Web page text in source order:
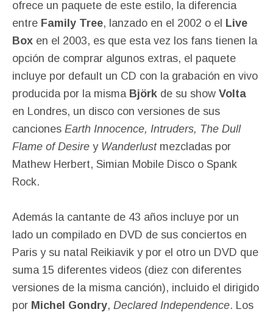
ofrece un paquete de este estilo, la diferencia
entre Family Tree, lanzado en el 2002 o el Live
Box en el 2003, es que esta vez los fans tienen la
opción de comprar algunos extras, el paquete
incluye por default un CD con la grabación en vivo
producida por la misma Björk de su show Volta
en Londres, un disco con versiones de sus
canciones Earth Innocence, Intruders, The Dull
Flame of Desire y Wanderlustmezcladas por
Mathew Herbert, Simian Mobile Disco o Spank
Rock.
Además la cantante de 43 años incluye por un
lado un compilado en DVD de sus conciertos en
Paris y su natal Reikiavik y por el otro un DVD que
suma 15 diferentes videos (diez con diferentes
versiones de la misma canción), incluido el dirigido
por Michel Gondry, Declared Independence. Los